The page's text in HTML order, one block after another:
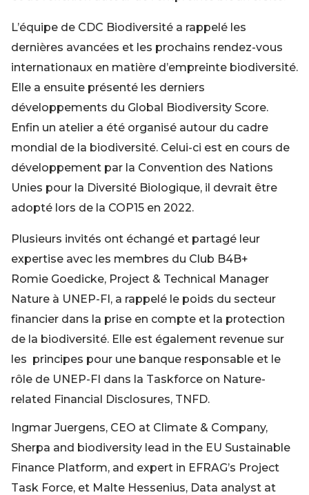
L’équipe de CDC Biodiversité a rappelé les
dernières avancées et les prochains rendez-vous
internationaux en matière d’empreinte biodiversité.
Elle a ensuite présenté les derniers
développements du Global Biodiversity Score.
Enfin un atelier a été organisé autour du cadre
mondial de la biodiversité. Celui-ci est en cours de
développement par la Convention des Nations
Unies pour la Diversité Biologique, il devrait être
adopté lors de la COP15 en 2022.
Plusieurs invités ont échangé et partagé leur
expertise avec les membres du Club B4B+
Romie Goedicke, Project & Technical Manager
Nature à UNEP-FI, a rappelé le poids du secteur
financier dans la prise en compte et la protection
de la biodiversité. Elle est également revenue sur
les principes pour une banque responsable et le
rôle de UNEP-FI dans la Taskforce on Nature-
related Financial Disclosures, TNFD.
Ingmar Juergens, CEO at Climate & Company,
Sherpa and biodiversity lead in the EU Sustainable
Finance Platform, and expert in EFRAG’s Project
Task Force, et Malte Hessenius, Data analyst at